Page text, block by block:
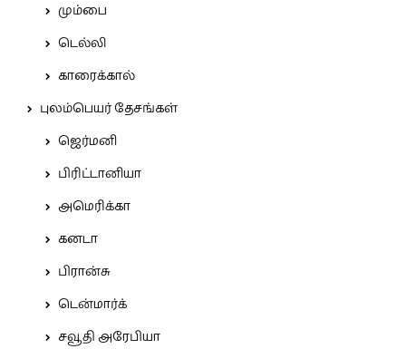
மும்பை
டெல்லி
காரைக்கால்
புலம்பெயர் தேசங்கள்
ஜெர்மனி
பிரிட்டானியா
அமெரிக்கா
கனடா
பிரான்சு
டென்மார்க்
சவூதி அரேபியா